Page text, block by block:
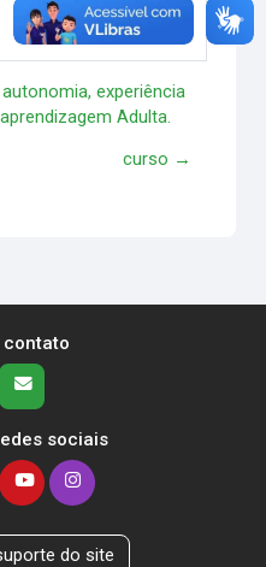
Responder
experiência
Adulta.
curso →
contato
sociais
do site